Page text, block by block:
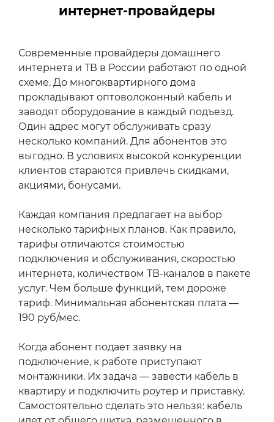
интернет-провайдеры
Современные провайдеры домашнего
интернета и ТВ в России работают по одной
схеме. До многоквартирного дома
прокладывают оптоволоконный кабель и
заводят оборудование в каждый подъезд.
Один адрес могут обслуживать сразу
несколько компаний. Для абонентов это
выгодно. В условиях высокой конкуренции
клиентов стараются привлечь скидками,
акциями, бонусами.
Каждая компания предлагает на выбор
несколько тарифных планов. Как правило,
тарифы отличаются стоимостью
подключения и обслуживания, скоростью
интернета, количеством ТВ-каналов в пакете
услуг. Чем больше функций, тем дороже
тариф. Минимальная абонентская плата —
190 руб/мес.
Когда абонент подает заявку на
подключение, к работе приступают
монтажники. Их задача — завести кабель в
квартиру и подключить роутер и приставку.
Самостоятельно сделать это нельзя: кабель